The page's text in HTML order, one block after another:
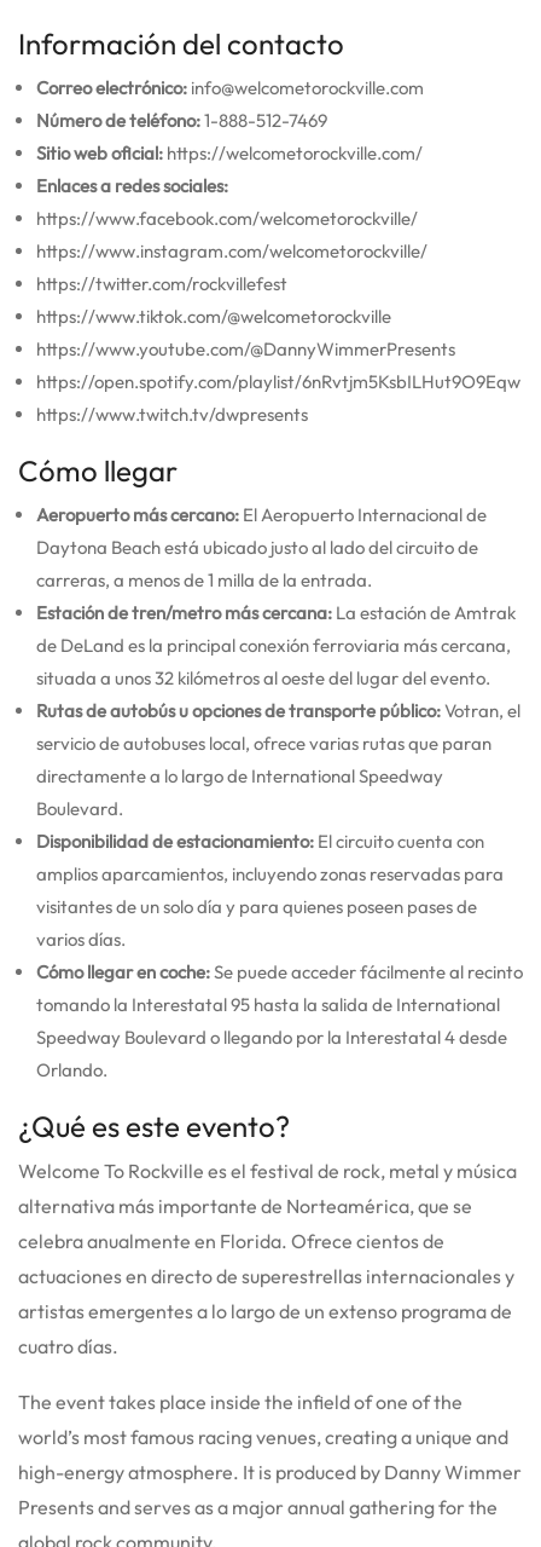
Información del contacto
Correo electrónico: info@welcometorockville.com
Número de teléfono:1-888-512-7469
Sitio web oficial: https://welcometorockville.com/
Enlaces a redes sociales:
https://www.facebook.com/welcometorockville/
https://www.instagram.com/welcometorockville/
https://twitter.com/rockvillefest
https://www.tiktok.com/@welcometorockville
https://www.youtube.com/@DannyWimmerPresents
https://open.spotify.com/playlist/6nRvtjm5KsbILHut9O9Eqw
https://www.twitch.tv/dwpresents
Cómo llegar
Aeropuerto más cercano: El Aeropuerto Internacional de
Daytona Beach está ubicado justo al lado del circuito de
carreras, a menos de 1 milla de la entrada.
Estación de tren/metro más cercana: La estación de Amtrak
de DeLand es la principal conexión ferroviaria más cercana,
situada a unos 32 kilómetros al oeste del lugar del evento.
Rutas de autobús u opciones de transporte público:Votran, el
servicio de autobuses local, ofrece varias rutas que paran
directamente a lo largo de International Speedway
Boulevard.
Disponibilidad de estacionamiento: El circuito cuenta con
amplios aparcamientos, incluyendo zonas reservadas para
visitantes de un solo día y para quienes poseen pases de
varios días.
Cómo llegar en coche:Se puede acceder fácilmente al recinto
tomando la Interestatal 95 hasta la salida de International
Speedway Boulevard o llegando por la Interestatal 4 desde
Orlando.
¿Qué es este evento?
Welcome To Rockville es el festival de rock, metal y música
alternativa más importante de Norteamérica, que se
celebra anualmente en Florida. Ofrece cientos de
actuaciones en directo de superestrellas internacionales y
artistas emergentes a lo largo de un extenso programa de
cuatro días.
The event takes place inside the infield of one of the
world’s most famous racing venues, creating a unique and
high-energy atmosphere. It is produced by Danny Wimmer
Presents and serves as a major annual gathering for the
global rock community.